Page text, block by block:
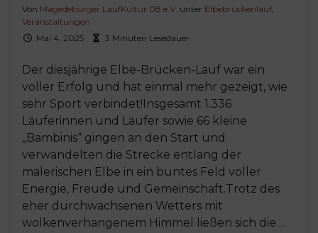
Von Magedeburger LaufKultur 08 e.V. unter Elbebrückenlauf
Veranstaltungen
Mai 4, 2025
3 Minuten Lesedauer
Der diesjährige Elbe-Brücken-Lauf war ein
voller Erfolg und hat einmal mehr gezeigt, wie
sehr Sport verbindet!Insgesamt 1.336
Läuferinnen und Läufer sowie 66 kleine
„Bambinis“ gingen an den Start und
verwandelten die Strecke entlang der
malerischen Elbe in ein buntes Feld voller
Energie, Freude und Gemeinschaft.Trotz des
eher durchwachsenen Wetters mit
wolkenverhangenem Himmel ließen sich die …